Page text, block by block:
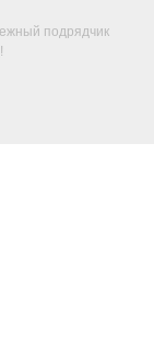
подрядчик
!